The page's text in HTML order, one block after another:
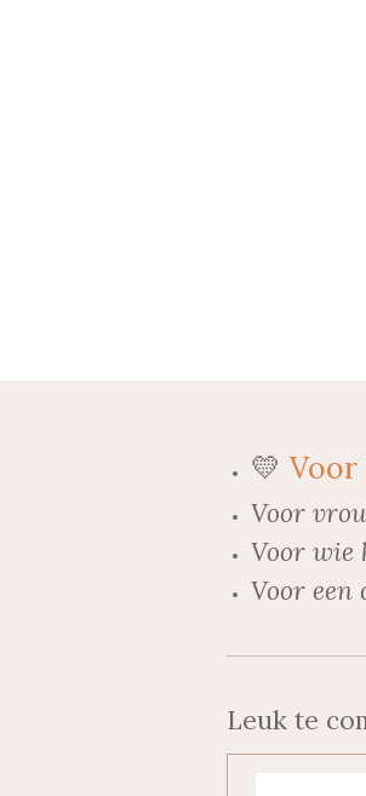
💛
Voor
Voor wie
Voor een
Leuk te